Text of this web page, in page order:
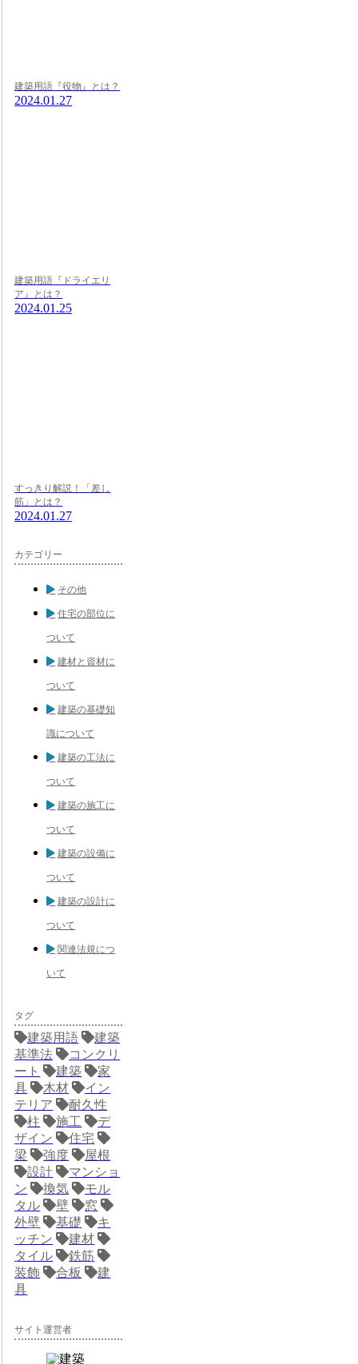
建築用語『役物』とは？
2024.01.27
建築用語『ドライエリ
ア』とは？
2024.01.25
すっきり解説！「差し
筋」とは？
2024.01.27
カテゴリー
その他
住宅の部位に
ついて
建材と資材に
ついて
建築の基礎知
識について
建築の工法に
ついて
建築の施工に
ついて
建築の設備に
ついて
建築の設計に
ついて
関連法規につ
いて
タグ
建築用語
建築
基準法
コンクリ
ート
建築
家
具
木材
イン
テリア
耐久性
柱
施工
デ
ザイン
住宅
梁
強度
屋根
設計
マンショ
ン
換気
モル
タル
壁
窓
外壁
基礎
キ
ッチン
建材
タイル
鉄筋
装飾
合板
建
具
サイト運営者